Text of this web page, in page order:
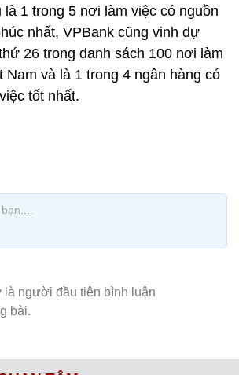
là 1 trong 5 nơi làm việc có nguồn
nhất, VPBank cũng vinh dự
26 trong danh sách 100 nơi làm
Nam và là 1 trong 4 ngân hàng có
tốt nhất.